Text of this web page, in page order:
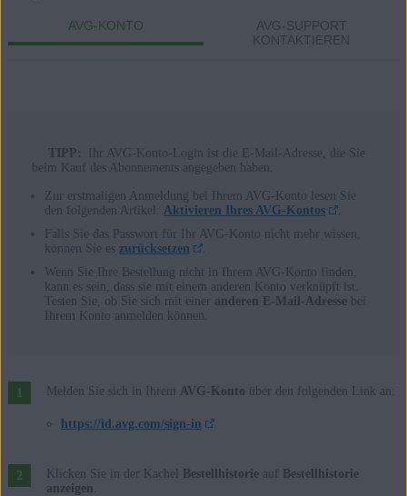
AVG-KONTO
AVG-SUPPORT
KONTAKTIEREN
TIPP:
Ihr AVG-Konto-Login ist die E-Mail-Adresse, die Sie
beim Kauf des Abonnements angegeben haben.
Zur erstmaligen Anmeldung bei Ihrem AVG-Konto lesen Sie
den folgenden Artikel: Aktivieren Ihres AVG-Kontos
.
Falls Sie das Passwort für Ihr AVG-Konto nicht mehr wissen,
können Sie es zurücksetzen
.
Wenn Sie Ihre Bestellung nicht in Ihrem AVG-Konto finden,
kann es sein, dass sie mit einem anderen Konto verknüpft ist.
Testen Sie, ob Sie sich mit einer anderen E-Mail-Adressebei
Ihrem Konto anmelden können.
Melden Sie sich in Ihrem AVG-Konto über den folgenden Link an:
https://id.avg.com/sign-in
Klicken Sie in der Kachel Bestellhistorieauf
Bestellhistorie
anzeigen.